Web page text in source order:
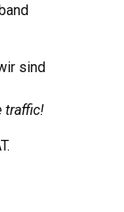
sind
traffic!